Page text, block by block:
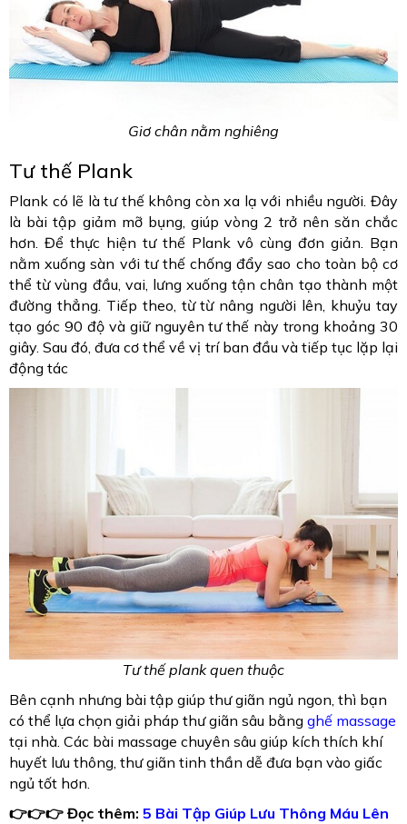
Giơ chân nằm nghiêng
Tư thế Plank
Plank có lẽ là tư thế không còn xa lạ với nhiều người. Đây
là bài tập giảm mỡ bụng, giúp vòng 2 trở nên săn chắc
hơn. Để thực hiện tư thế Plank vô cùng đơn giản. Bạn
nằm xuống sàn với tư thế chống đẩy sao cho toàn bộ cơ
thể từ vùng đầu, vai, lưng xuống tận chân tạo thành một
đường thẳng. Tiếp theo, từ từ nâng người lên, khuỷu tay
tạo góc 90 độ và giữ nguyên tư thế này trong khoảng 30
giây. Sau đó, đưa cơ thể về vị trí ban đầu và tiếp tục lặp lại
động tác
Tư thế plank quen thuộc
Bên cạnh nhưng bài tập giúp thư giãn ngủ ngon, thì bạn
có thể lựa chọn giải pháp thư giãn sâu bằng ghế massage
tại nhà. Các bài massage chuyên sâu giúp kích thích khí
huyết lưu thông, thư giãn tinh thần dễ đưa bạn vào giấc
ngủ tốt hơn.
👉👉👉Đọc thêm: 5 Bài Tập Giúp Lưu Thông Máu Lên